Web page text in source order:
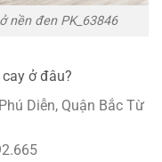
nền đen PK_63846
ở đâu?
Diễn, Quận Bắc Từ